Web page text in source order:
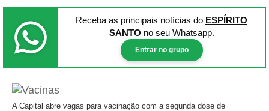
Receba as principais notícias do ESPÍRITO
SANTO no seu Whatsapp.
Entrar no grupo
A Capital abre vagas para vacinação com a segunda dose de